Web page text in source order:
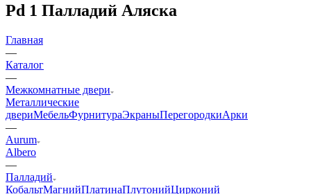
Pd 1 Палладий Аляска
Главная
—
Каталог
—
Межкомнатные двери
Металлические
двериМебельФурнитураЭкраныПерегородкиАрки
—
Aurum
Albero
—
Палладий
КобальтМагнийПлатинаПлутонийЦирконий